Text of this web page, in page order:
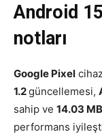
Android
notları
Google Pixel
1.2güncellemesi,
sahip ve 14.03 MB
performans